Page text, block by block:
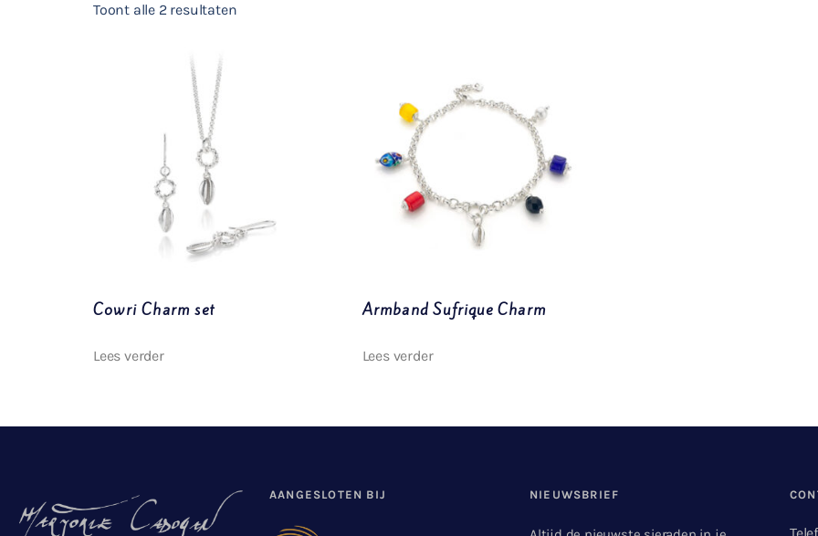
Toont alle 2 resultaten
Cowri Charm set
Lees verder
Armband Sufrique Charm
Lees verder
AANGESLOTEN BIJ NIEUWSBRIEF